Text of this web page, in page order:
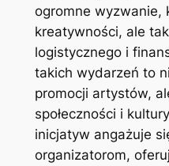
ogromne wyzwanie,
kreatywności, ale
logistycznego i
takich wydarzeń to
promocji artystów,
społeczności i
inicjatyw angażuje
organizatorom,